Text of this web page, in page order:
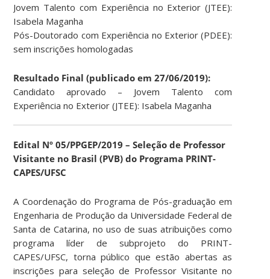
Jovem Talento com Experiência no Exterior (JTEE):
Isabela Maganha
Pós-Doutorado com Experiência no Exterior (PDEE):
sem inscrições homologadas
Resultado Final (publicado em 27/06/2019):
Candidato aprovado – Jovem Talento com
Experiência no Exterior (JTEE): Isabela Maganha
Edital Nº 05/PPGEP/2019 – Seleção de Professor
Visitante no Brasil (PVB) do Programa PRINT-
CAPES/UFSC
A Coordenação do Programa de Pós-graduação em
Engenharia de Produção da Universidade Federal de
Santa de Catarina, no uso de suas atribuições como
programa líder de subprojeto do PRINT-
CAPES/UFSC, torna público que estão abertas as
inscrições para seleção de Professor Visitante no